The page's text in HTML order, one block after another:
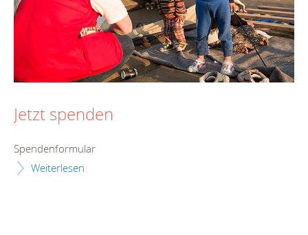
Jetzt spenden
Spendenformular
Weiterlesen